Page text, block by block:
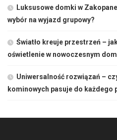
Luksusowe domki w
wybór na wyjazd grupowy?
Światło kreuje przestrzeń –
oświetlenie w nowoczesnym
Uniwersalność rozwiązań –
kominowych pasuje do każdego